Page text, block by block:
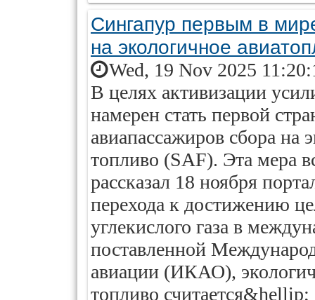
Сингапур первым в
на экологичное
Wed, 19 Nov 2025
В целях активизации
намерен стать первой
авиапассажиров сбора на
топливо (SAF). Эта мера
рассказал 18 ноября
перехода к достижению
углекислого газа в
поставленной
авиации (ИКАО),
топливо считается&hellip;